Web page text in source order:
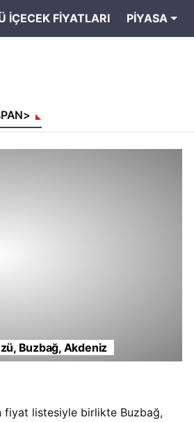
İÇECEK FIYATLARI PIYASA
Buzbağ, Akdeniz
fiyat listesiyle birlikte Buzbağ,